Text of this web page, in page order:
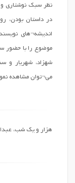
نظر سبک نوشتاری و
در داستان بودن،
اندیشه¬های
موضوع را با حضور
شهزاد، شهریار و
می¬توان مشاهده
هزار و یک شب،